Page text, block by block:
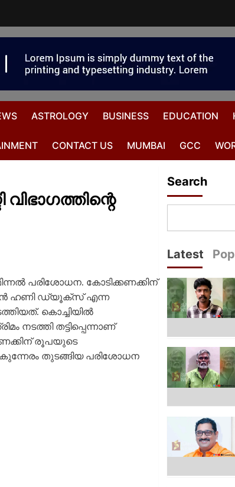
ASTROLOGY BUSINESS EDUCATION
CONTACT US MUMBAI GCC
പരിശോധന. കോടിക്കണക്കിന്
ഹണി ഡ്യൂക്സ് എന്ന
കൊച്ചിയിൽ
നടത്തി തട്ടിപ്പെന്നാണ്
രൂപയുടെ
തുടങ്ങിയ പരിശോധന
Search
Latest